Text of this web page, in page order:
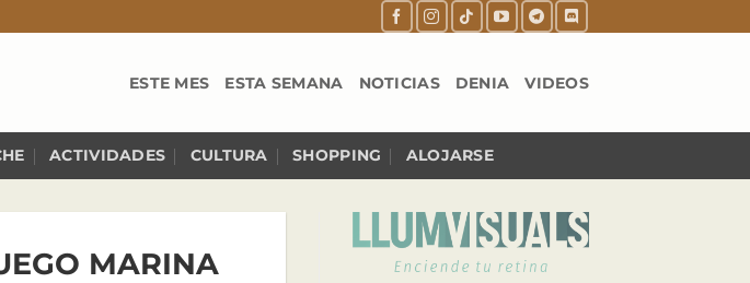
ESTE MES ESTA SEMANA NOTICIAS DENIA VIDEOS
ACTIVIDADES CULTURA SHOPPING ALOJARSE
MARINA